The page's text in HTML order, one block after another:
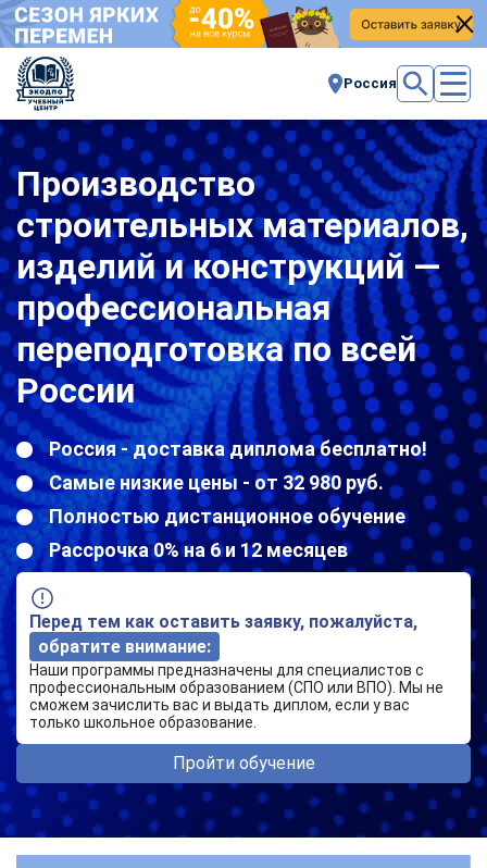
Россия
Производство
строительных материалов,
изделий и конструкций —
профессиональная
переподготовка по всей
России
Россия - доставка диплома бесплатно!
Самые низкие цены - от 32 980 руб.
Полностью дистанционное обучение
Рассрочка 0% на 6 и 12 месяцев
Перед тем как оставить заявку, пожалуйста,
обратите внимание:
Наши программы предназначены для специалистов с
профессиональным образованием (СПО или ВПО). Мы не
сможем зачислить вас и выдать диплом, если у вас
только школьное образование.
Пройти обучение